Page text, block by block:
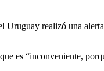
Uruguay realizó una
es “inconveniente,